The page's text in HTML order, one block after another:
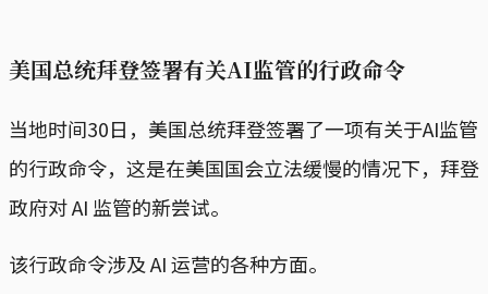
美国总统拜登签署有关AI监管的行政命令
当地时间30日，美国总统拜登签署了一项有关于AI监管
的行政命令，这是在美国国会立法缓慢的情况下，拜登
政府对 AI 监管的新尝试。
该行政命令涉及 AI 运营的各种方面。